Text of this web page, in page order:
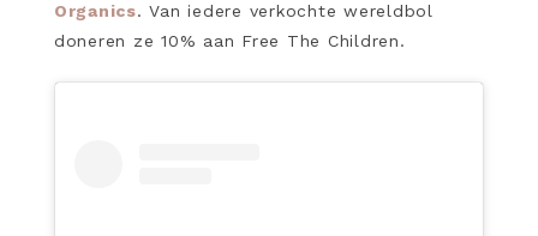
Organics. Van iedere verkochte wereldbol
doneren ze 10% aan Free The Children.